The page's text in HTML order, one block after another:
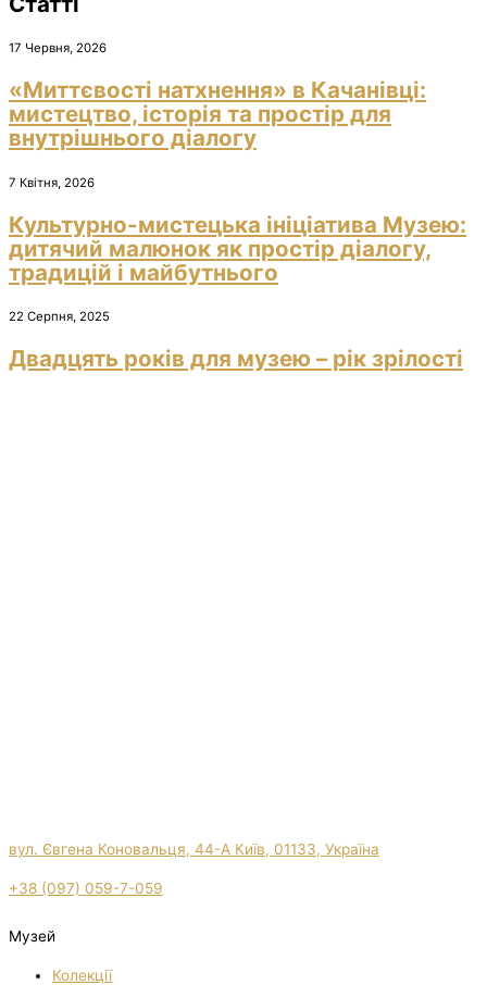
17 Червня, 2026
«Миттєвості натхнення» в Качанівці:
мистецтво, історія та простір для
внутрішнього діалогу
7 Квітня, 2026
Культурно-мистецька ініціатива Музею:
дитячий малюнок як простір діалогу,
традицій і майбутнього
22 Серпня, 2025
Двадцять років для музею – рік зрілості
вул. Євгена Коновальця, 44-А Київ, 01133, Україна
+38 (097) 059-7-059
Музей
Колекції